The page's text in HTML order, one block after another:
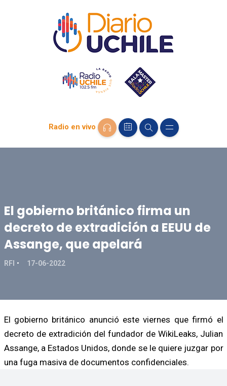
Radio en vivo
El gobierno británico firma un
decreto de extradición a EEUU de
Assange, que apelará
RFI 17-06-2022
El gobierno británico anunció este viernes que firmó el
decreto de extradición del fundador de WikiLeaks, Julian
Assange, a Estados Unidos, donde se le quiere juzgar por
una fuga masiva de documentos confidenciales.